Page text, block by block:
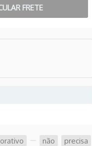
não precisa